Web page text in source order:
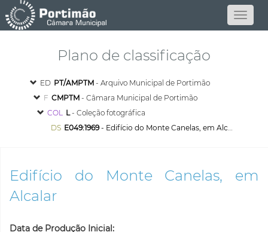
Plano de classificação
ED PT/AMPTM - Arquivo Municipal de Portimão
F CMPTM - Câmara Municipal de Portimão
COL L- Coleção fotográfica
DS E049:1969- Edifício do Monte Canelas, em Alcalar
Edifício do Monte Canelas, em
Alcalar
Data de Produção Inicial: